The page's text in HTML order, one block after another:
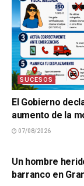
SUCESOS
El Gobierno
aumento de la
07/08/2026
Un hombre
barranco en